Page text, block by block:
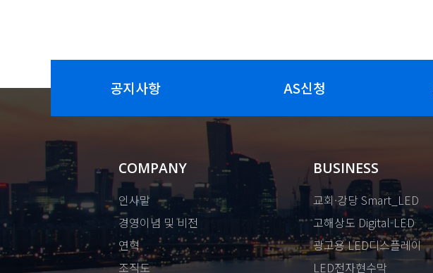
공지사항 AS신청
COMPANY
인사말
경영이념 및 비전
연혁
조직도
BUSINESS
교회·강당 Smart_LED
고해상도 Digital-LED
광고용 LED디스플레이
LED전자현수막